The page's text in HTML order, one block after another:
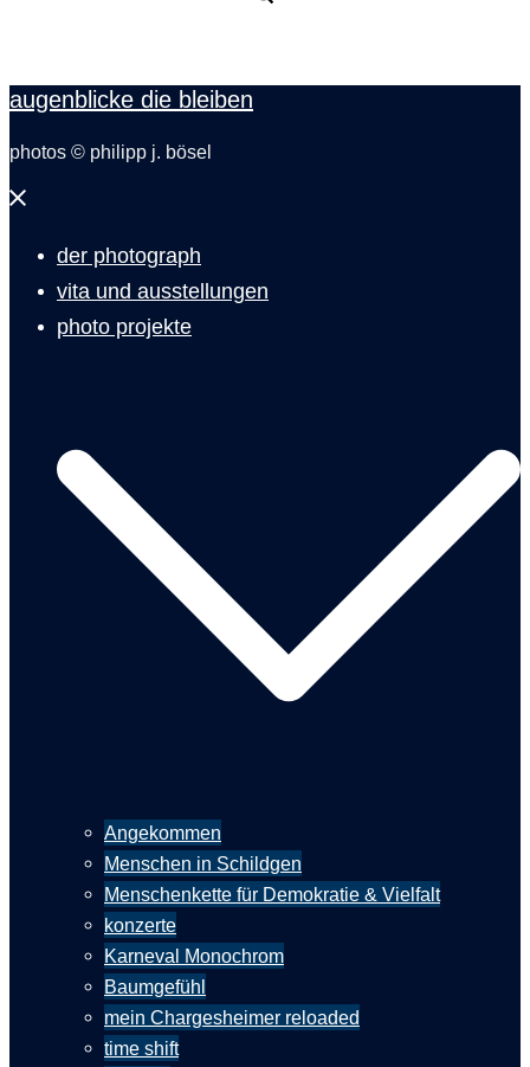
augenblicke die bleiben
photos © philipp j. bösel
Menü
der photograph
vita und ausstellungen
photo projekte
Angekommen
Menschen in Schildgen
Menschenkette für Demokratie & Vielfalt
konzerte
Karneval Monochrom
Baumgefühl
mein Chargesheimer reloaded
time shift